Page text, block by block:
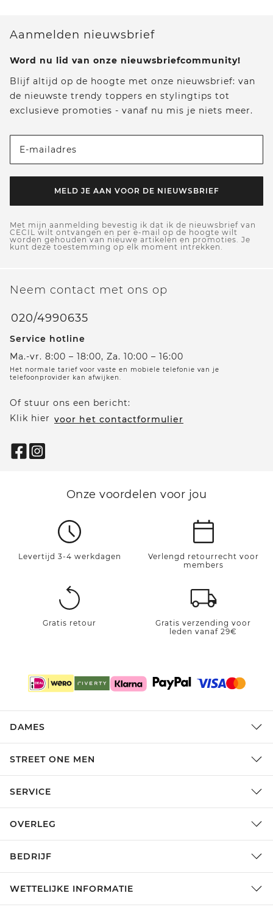
Aanmelden nieuwsbrief
Word nu lid van onze nieuwsbriefcommunity!
Blijf altijd op de hoogte met onze nieuwsbrief: van
de nieuwste trendy toppers en stylingtips tot
exclusieve promoties - vanaf nu mis je niets meer.
E-mailadres
MELD JE AAN VOOR DE NIEUWSBRIEF
Met mijn aanmelding bevestig ik dat ik de nieuwsbrief van
CECIL wilt ontvangen en per e-mail op de hoogte wilt
worden gehouden van nieuwe artikelen en promoties. Je
kunt deze toestemming op elk moment intrekken.
Neem contact met ons op
020/4990635
Service hotline
Ma.-vr. 8:00 – 18:00, Za. 10:00 – 16:00
Het normale tarief voor vaste en mobiele telefonie van je
telefoonprovider kan afwijken.
Of stuur ons een bericht:
Klik hier voor het contactformulier
Onze voordelen voor jou
Levertijd 3-4 werkdagen
Verlengd retourrecht voor
members
Gratis retour
Gratis verzending voor
leden vanaf 29€
DAMES
STREET ONE MEN
SERVICE
OVERLEG
BEDRIJF
WETTELIJKE INFORMATIE